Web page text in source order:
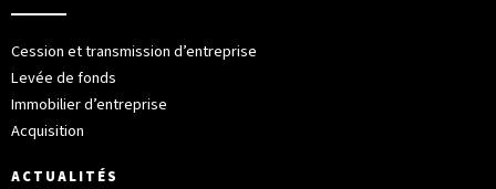
Cession et transmission d’entreprise
Levée de fonds
Immobilier d’entreprise
Acquisition
ACTUALITÉS